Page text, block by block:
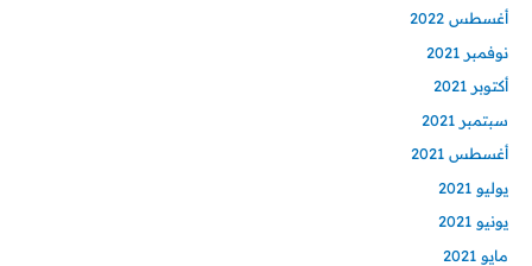
أغسطس 2022
نوفمبر 2021
أكتوبر 2021
سبتمبر 2021
أغسطس 2021
يوليو 2021
يونيو 2021
مايو 2021